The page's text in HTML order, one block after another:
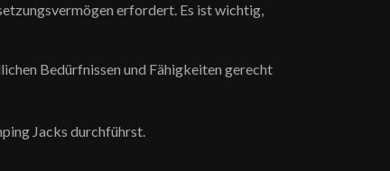
erfordert. Es ist wichtig,
Bedürfnissen und Fähigkeiten gerecht
Jacks durchführst.